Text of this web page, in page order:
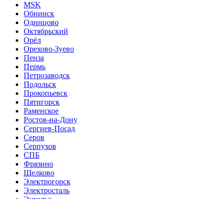
MSK
Обнинск
Одинцово
Октябрьский
Орёл
Орехово-Зуево
Пенза
Пермь
Петрозаводск
Подольск
Прокопьевск
Пятигорск
Раменское
Ростов-на-Дону
Сергиев-Посад
Серов
Серпухов
СПБ
Фрязино
Щелково
Электрогорск
Электросталь